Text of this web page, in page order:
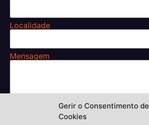
Gerir o Consentimento de
Cookies
Localidade
Mensagem
Li e aceito osTermos e Condições.